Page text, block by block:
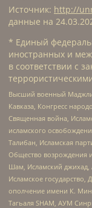
Источник: http://
данные на
* Единый
иностранных и
в соответствии с
Высший военный
Кавказа, Конгресс
Священная война,
исламского
Талибан, Исламская
Общество возрождения
Шам, Исламский джихад,
Исламское
ополчение имени К.
Тагьаля SHAM, АУМ